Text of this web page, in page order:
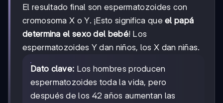
El resultado final son espermatozoides con
cromosoma X o Y. ¡Esto significa queel papá
determina el sexo del bebé! Los
espermatozoides Y dan niños, los X dan niñas.
Dato clave: Los hombres producen
espermatozoides toda la vida, pero
después de los 42 años aumentan las